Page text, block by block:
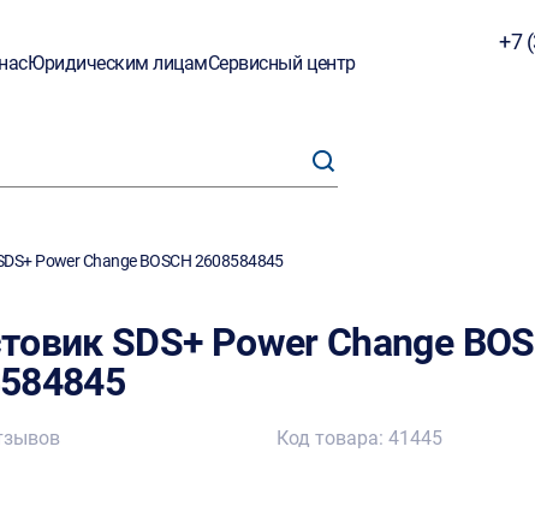
Юридическим лицамСервисный центр
+7
Power Change BOSCH 2608584845
SDS+ Power Change
Код товара: 41445